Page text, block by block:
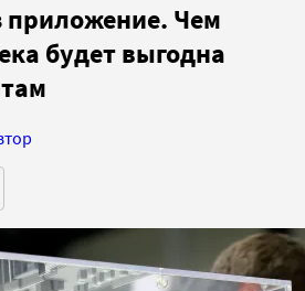
приложение. Чем
будет выгодна